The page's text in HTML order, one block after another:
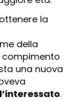
la
della
compimento
una nuova
.